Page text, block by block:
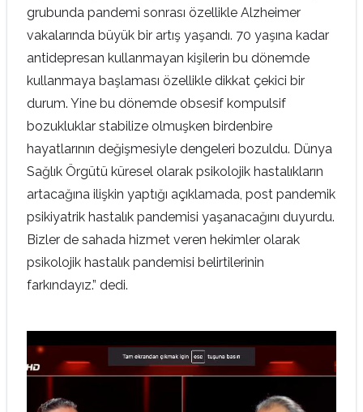
grubunda pandemi sonrası özellikle Alzheimer
vakalarında büyük bir artış yaşandı. 70 yaşına kadar
antidepresan kullanmayan kişilerin bu dönemde
kullanmaya başlaması özellikle dikkat çekici bir
durum. Yine bu dönemde obsesif kompulsif
bozukluklar stabilize olmuşken birdenbire
hayatlarının değişmesiyle dengeleri bozuldu. Dünya
Sağlık Örgütü küresel olarak psikolojik hastalıkların
artacağına ilişkin yaptığı açıklamada, post pandemik
psikiyatrik hastalık pandemisi yaşanacağını duyurdu.
Bizler de sahada hizmet veren hekimler olarak
psikolojik hastalık pandemisi belirtilerinin
farkındayız.” dedi.